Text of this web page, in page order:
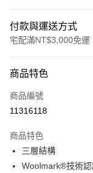
付款與運送方式
宅配滿NT$3,000免運
信用卡一次付款
信用卡分期付款
合作金庫商業銀行
華南商業銀行
上海商業儲蓄銀行
LINE Pay
Apple Pay
商品特色
商品編號
11316118
商品特色
三層結構
Woolmark®技術